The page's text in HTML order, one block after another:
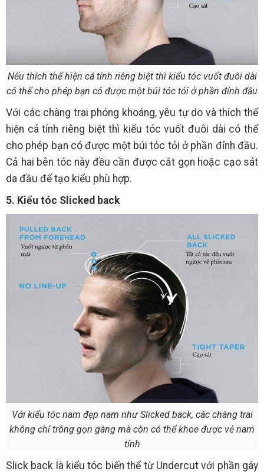
Nếu thích thể hiện cá tính riêng biệt thì kiểu tóc vuốt đuôi dài
có thể cho phép bạn có được một búi tóc tỏi ở phần đỉnh đầu
Với các chàng trai phóng khoáng, yêu tự do và thích thể
hiện cá tính riêng biệt thì kiểu tóc vuốt đuôi dài có thể
cho phép bạn có được một búi tóc tỏi ở phần đỉnh đầu.
Cả hai bên tóc này đều cần được cắt gọn hoặc cạo sát
da đầu để tạo kiểu phù hợp.
5. Kiểu tóc Slicked back
Với kiểu tóc nam đẹp nam như Slicked back, các chàng trai
không chỉ trông gọn gàng mà còn có thể khoe được vẻ nam
tính
Slick back là kiểu tóc biến thể từ Undercut với phần gáy